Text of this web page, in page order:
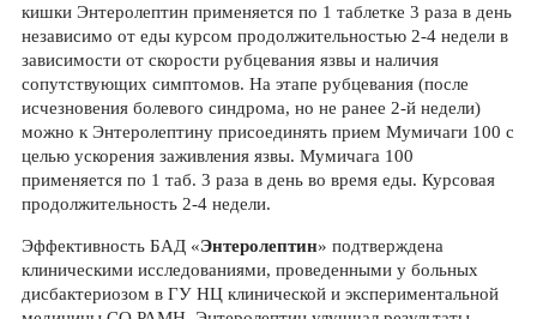
кишки Энтеролептин применяется по 1 таблетке 3 раза в день
независимо от еды курсом продолжительностью 2-4 недели в
зависимости от скорости рубцевания язвы и наличия
сопутствующих симптомов. На этапе рубцевания (после
исчезновения болевого синдрома, но не ранее 2-й недели)
можно к Энтеролептину присоединять прием Мумичаги 100 с
целью ускорения заживления язвы. Мумичага 100
применяется по 1 таб. 3 раза в день во время еды. Курсовая
продолжительность 2-4 недели.
Эффективность БАД «Энтеролептин» подтверждена
клиническими исследованиями, проведенными у больных
дисбактериозом в ГУ НЦ клинической и экспериментальной